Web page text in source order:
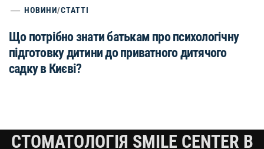
НОВИНИ/СТАТТІ
Що потрібно знати батькам про психологічну
підготовку дитини до приватного дитячого
садку в Києві?
СТОМАТОЛОГІЯ SMILE CENTER В